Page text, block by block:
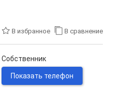
В избранное В сравнение
Собственник
Показать телефон